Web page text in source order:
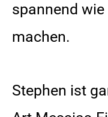
spannend
machen.
Stephen ist